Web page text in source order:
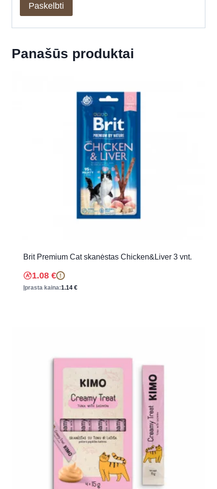
Panašūs produktai
Brit Premium Cat skanėstas Chicken&Liver 3 vnt.
1.08 € !
Įprasta kaina:1.14 €